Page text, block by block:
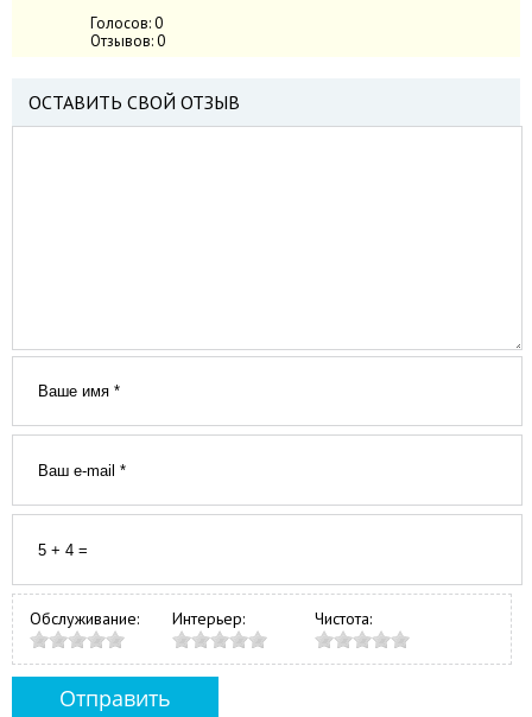
Голосов:0
Отзывов:0
ОСТАВИТЬ СВОЙ ОТЗЫВ
Обслуживание: Интерьер: Чистота: